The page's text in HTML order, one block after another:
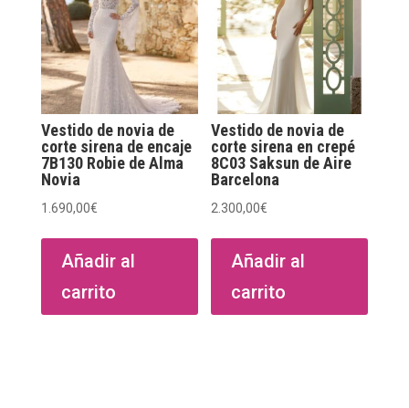
Vestido de novia de
corte sirena de encaje
7B130 Robie de Alma
Novia
1.690,00€
Añadir al
carrito
Vestido de novia de
corte sirena en crepé
8C03 Saksun de Aire
Barcelona
2.300,00€
Añadir al
carrito